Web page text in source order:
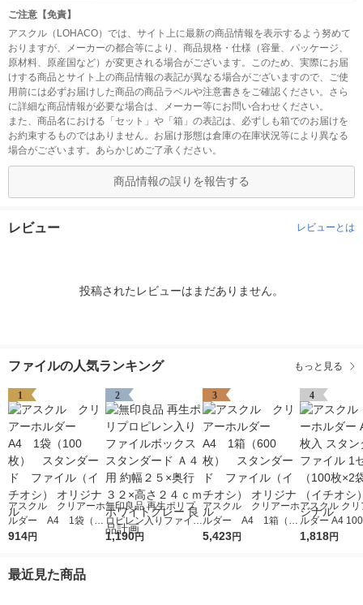
ご注意【免責】
アスクル（LOHACO）では、サイト上に最新の商品情報を表示するよう努めて
おりますが、メーカーの都合等により、商品規格・仕様（容量、パッケージ、
原材料、原産国など）が変更される場合がございます。このため、実際にお届
けする商品とサイト上の商品情報の表記が異なる場合がございますので、ご使
用前には必ずお届けした商品の商品ラベルや注意書きをご確認ください。さら
に詳細な商品情報が必要な場合は、メーカー等にお問い合わせください。
また、商品名における「セット」や「箱」の表記は、必ずしも箱でのお届けを
お約束するものではありません。お届け形態は倉庫の在庫状況等により異なる
場合がございます。あらかじめご了承ください。
商品情報の誤りを報告する
レビュー レビューとは
投稿されたレビューはまだありません。
ファイルの人気ランキング もっと見る
1
アスクル クリアーホ
ルダー A4 1袋（10
0枚） スタンダー
914円
2
無印良品 再生ポリプ
ロピレン入りファイル
ボックススタンダード
1,190円
3
アスクル クリアーホ
ルダー A4 1箱（60
0枚） スタンダー
5,423円
4
アスクル ク
ルダー A4
タンダード
1,818円
最近見た商品